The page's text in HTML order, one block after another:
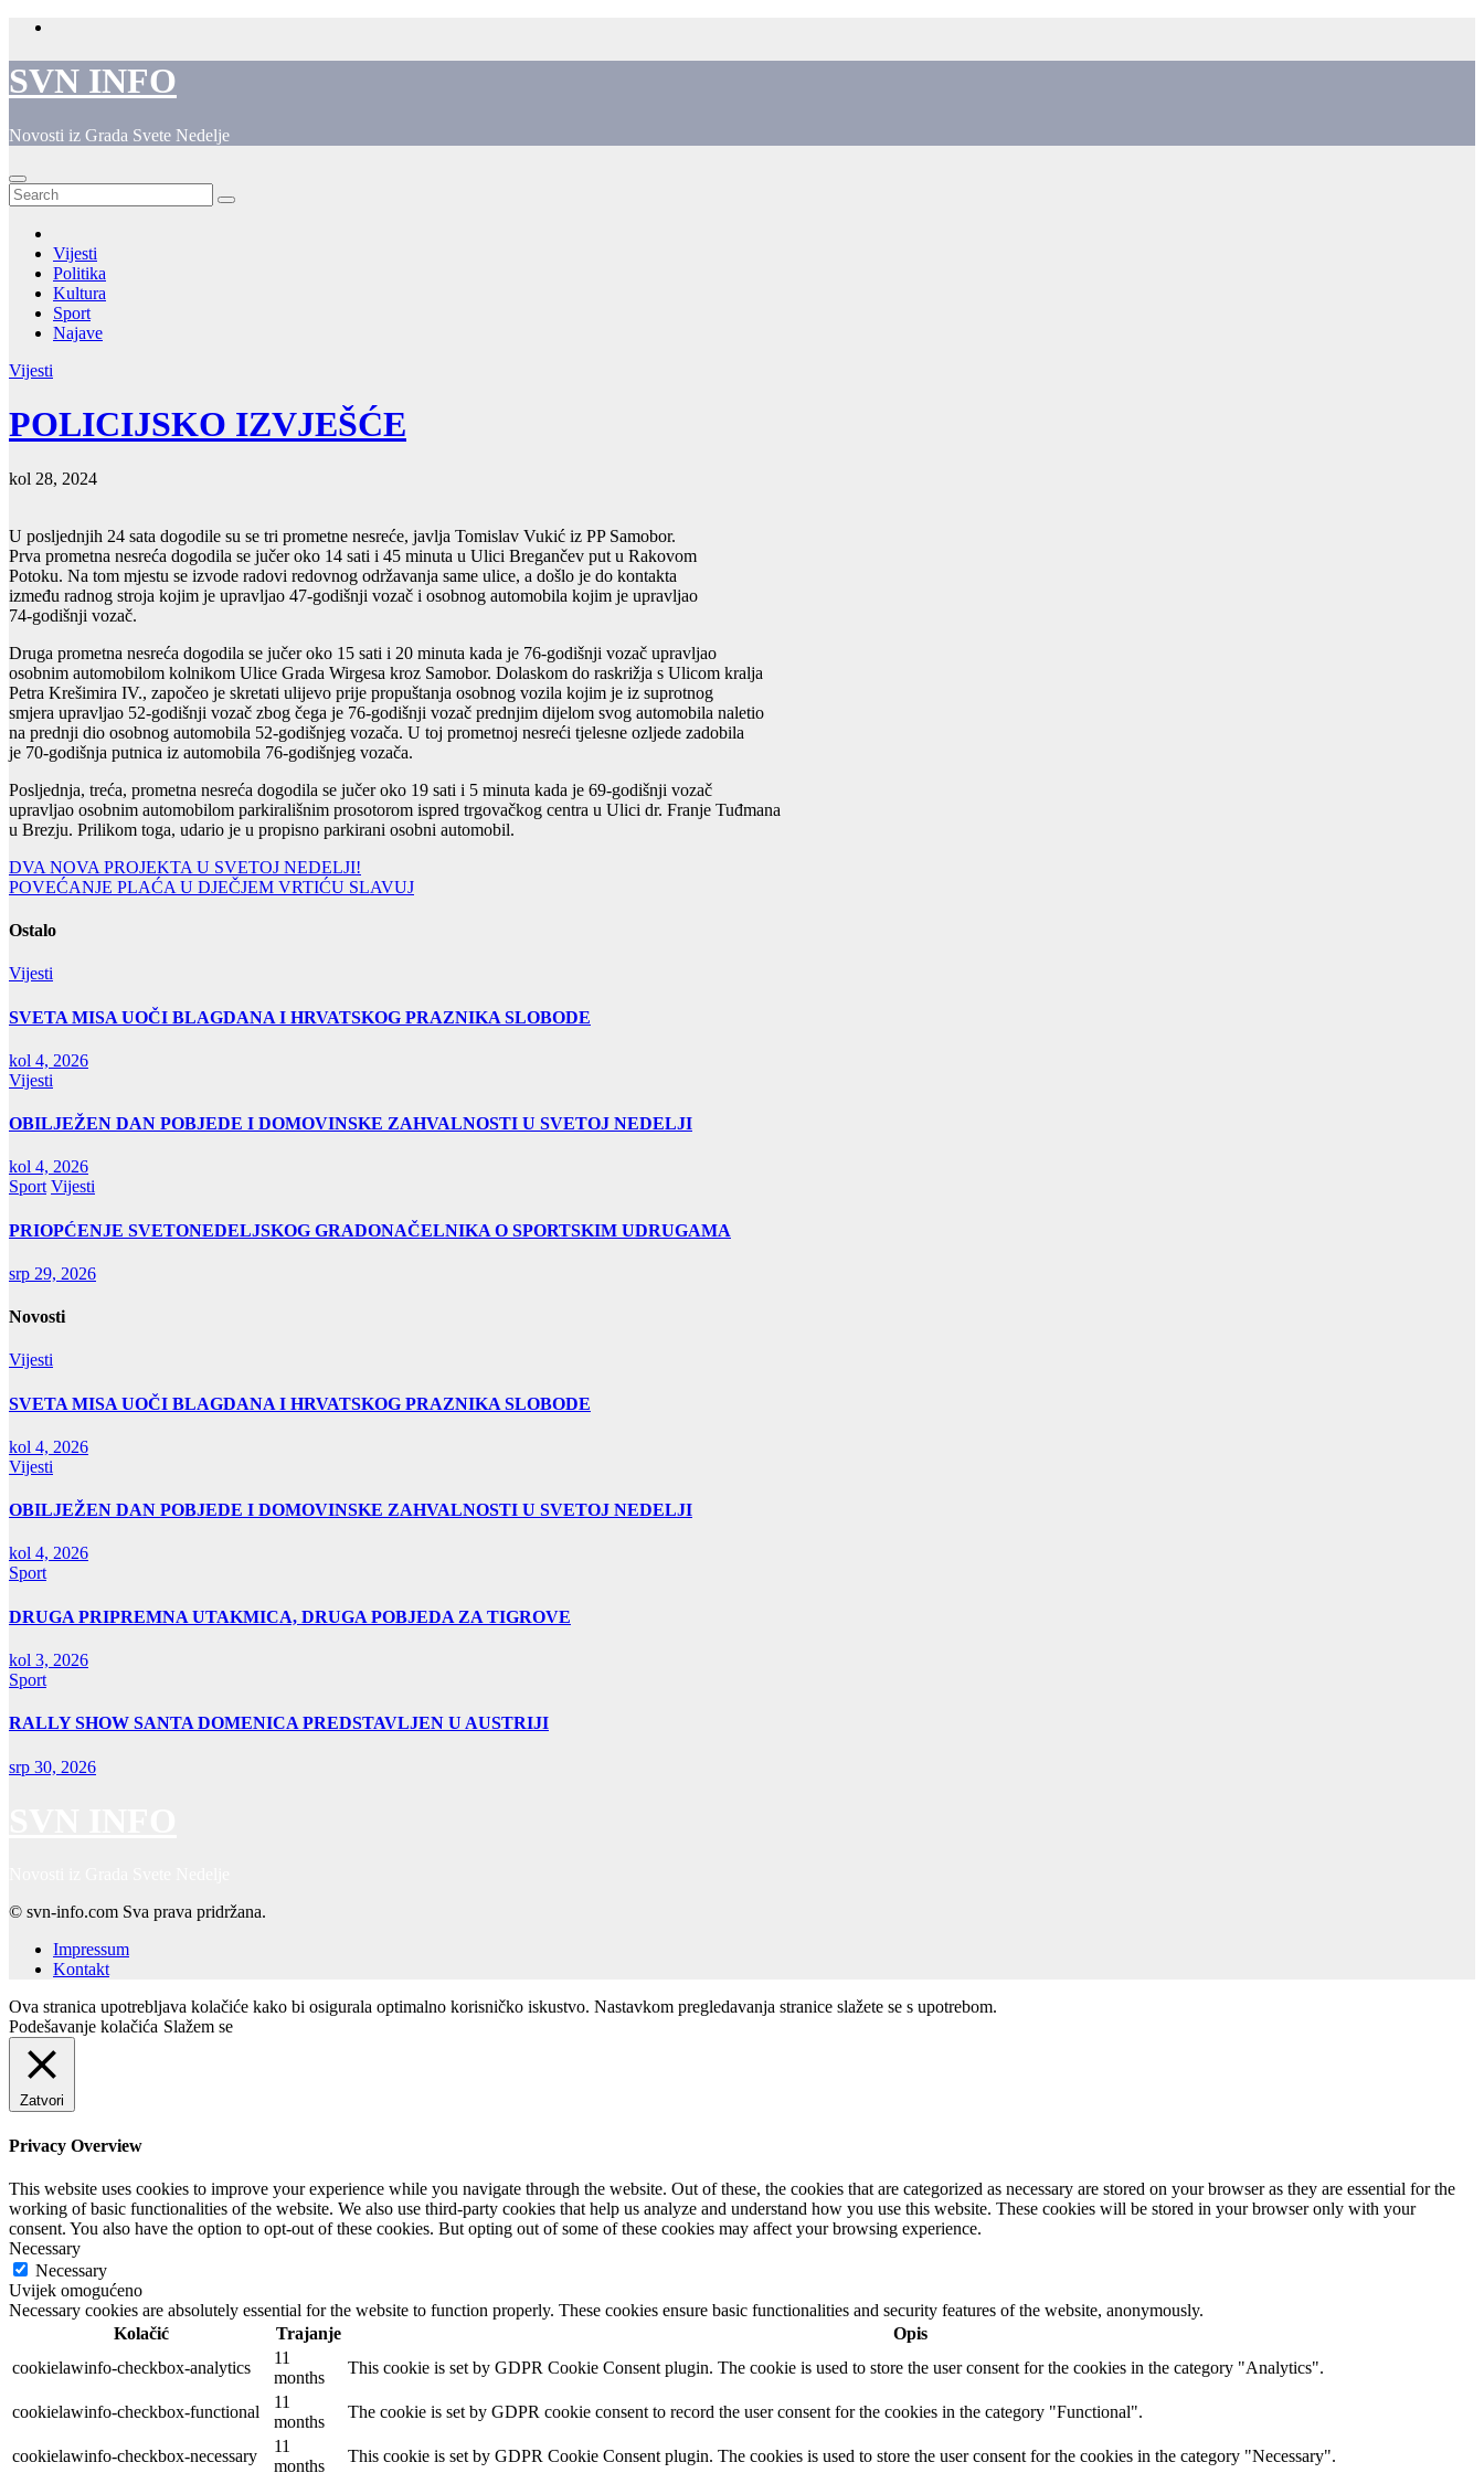
Skip
content
SVN INFO
Novosti iz Grada Svete Nedelje
Vijesti
Politika
Kultura
Sport
Najave
Vijesti
POLICIJSKO IZVJEŠĆE
kol 28, 2024
U posljednjih 24 sata dogodile su se tri prometne nesreće, javlja Tomislav Vukić iz PP Samobor.
Prva prometna nesreća dogodila se jučer oko 14 sati i 45 minuta u Ulici Bregančev put u Rakovom
Potoku. Na tom mjestu se izvode radovi redovnog održavanja same ulice, a došlo je do kontakta
između radnog stroja kojim je upravljao 47-godišnji vozač i osobnog automobila kojim je upravljao
74-godišnji vozač.
Druga prometna nesreća dogodila se jučer oko 15 sati i 20 minuta kada je 76-godišnji vozač upravljao
osobnim automobilom kolnikom Ulice Grada Wirgesa kroz Samobor. Dolaskom do raskrižja s Ulicom kralja
Petra Krešimira IV., započeo je skretati ulijevo prije propuštanja osobnog vozila kojim je iz suprotnog
smjera upravljao 52-godišnji vozač zbog čega je 76-godišnji vozač prednjim dijelom svog automobila naletio
na prednji dio osobnog automobila 52-godišnjeg vozača. U toj prometnoj nesreći tjelesne ozljede zadobila
je 70-godišnja putnica iz automobila 76-godišnjeg vozača.
Posljednja, treća, prometna nesreća dogodila se jučer oko 19 sati i 5 minuta kada je 69-godišnji vozač
upravljao osobnim automobilom parkirališnim prosotorom ispred trgovačkog centra u Ulici dr. Franje Tuđmana
u Brezju. Prilikom toga, udario je u propisno parkirani osobni automobil.
Navigacija
objava
DVA NOVA PROJEKTA U SVETOJ NEDELJI!
POVEĆANJE PLAĆA U DJEČJEM VRTIĆU SLAVUJ
Ostalo
Vijesti
SVETA MISA UOČI BLAGDANA I HRVATSKOG PRAZNIKA SLOBODE
kol 4, 2026
Vijesti
OBILJEŽEN DAN POBJEDE I DOMOVINSKE ZAHVALNOSTI U SVETOJ NEDELJI
kol 4, 2026
Sport Vijesti
PRIOPĆENJE SVETONEDELJSKOG GRADONAČELNIKA O SPORTSKIM UDRUGAMA
srp 29, 2026
Novosti
Vijesti
SVETA MISA UOČI BLAGDANA I HRVATSKOG PRAZNIKA SLOBODE
kol 4, 2026
Vijesti
OBILJEŽEN DAN POBJEDE I DOMOVINSKE ZAHVALNOSTI U SVETOJ NEDELJI
kol 4, 2026
Sport
DRUGA PRIPREMNA UTAKMICA, DRUGA POBJEDA ZA TIGROVE
kol 3, 2026
Sport
RALLY SHOW SANTA DOMENICA PREDSTAVLJEN U AUSTRIJI
srp 30, 2026
© svn-info.com Sva prava pridržana.
Impressum
Kontakt
Ova stranica upotrebljava kolačiće kako bi osigurala optimalno korisničko iskustvo. Nastavkom pregledavanja stranice slažete se s upotrebom.
Podešavanje kolačića Slažem se
Zatvori
Privacy Overview
This website uses cookies to improve your experience while you navigate through the website. Out of these, the cookies that are categorized as necessary are stored on your browser as they are essential for the
working of basic functionalities of the website. We also use third-party cookies that help us analyze and understand how you use this website. These cookies will be stored in your browser only with your
consent. You also have the option to opt-out of these cookies. But opting out of some of these cookies may affect your browsing experience.
Necessary
Necessary
Uvijek omogućeno
Necessary cookies are absolutely essential for the website to function properly. These cookies ensure basic functionalities and security features of the website, anonymously.
Kolačić
Trajanje
Opis
cookielawinfo-checkbox-analytics
11
months
This cookie is set by GDPR Cookie Consent plugin. The cookie is used to store the user consent for the cookies in the category "Analytics".
cookielawinfo-checkbox-functional
11
months
The cookie is set by GDPR cookie consent to record the user consent for the cookies in the category "Functional".
cookielawinfo-checkbox-necessary
11
months
This cookie is set by GDPR Cookie Consent plugin. The cookies is used to store the user consent for the cookies in the category "Necessary".